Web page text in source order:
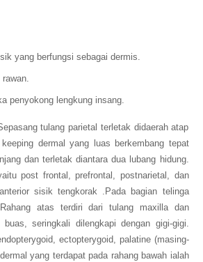
yang berfungsi sebagai dermis.
penyokong lengkung insang.
tulang parietal terletak didaerah atap
dermal yang luas berkembang tepat
dan terletak diantara dua lubang hidung.
post frontal, prefrontal, postnarietal, dan
sisik tengkorak .Pada bagian telinga
atas terdiri dari tulang maxilla dan
seringkali dilengkapi dengan gigi-gigi.
ectopterygoid, palatine (masing-
yang terdapat pada rahang bawah ialah